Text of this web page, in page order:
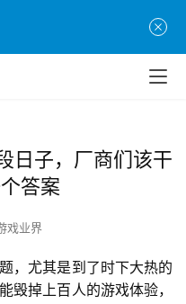
日子，厂商们该干
答案
戏业界
，尤其是到了时下大热的
毁掉上百人的游戏体验，